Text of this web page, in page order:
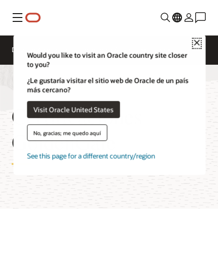
Menú
Close
Would you like to visit an Oracle country site closer
to you?
¿Le gustaría visitar el sitio web de Oracle de un país
más cercano?
Visit Oracle United States
No, gracias; me quedo aquí
See this page for a different country/region
Descripción general
Certificaciones
GoldenGate